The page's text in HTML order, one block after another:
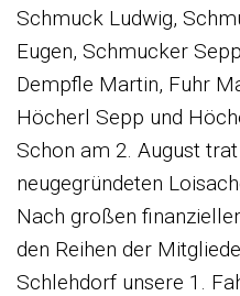
Schmuck Ludwig,
Eugen, Schmucker
Dempfle Martin, Fuhr
Höcherl Sepp und
Schon am 2. August
neugegründeten
Nach großen
den Reihen der
Schlehdorf unsere 1.